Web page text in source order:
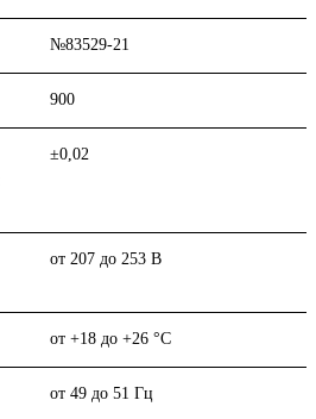
№83529-21
900
±0,02
от 207 до 253 В
от +18 до +26 °С
от 49 до 51 Гц